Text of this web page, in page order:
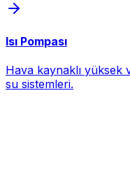
Isı Pompası
Hava kaynaklı yüksek
su sistemleri.